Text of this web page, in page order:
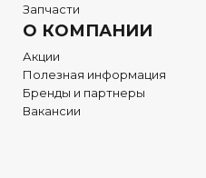
Запчасти
О КОМПАНИИ
Акции
Полезная информация
Бренды и партнеры
Вакансии